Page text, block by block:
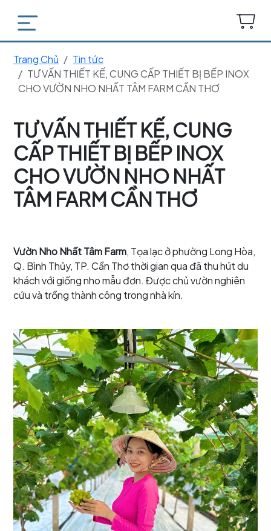
Trang Chủ
Tin tức
TƯ VẤN THIẾT KẾ, CUNG CẤP THIẾT BỊ BẾP INOX
CHO VƯỜN NHO NHẤT TÂM FARM CẦN THƠ
TƯ VẤN THIẾT KẾ, CUNG
CẤP THIẾT BỊ BẾP INOX
CHO VƯỜN NHO NHẤT
TÂM FARM CẦN THƠ
Vườn Nho Nhất Tâm Farm, Tọa lạc ở phường Long Hòa,
Q. Bình Thủy, TP. Cần Thơ thời gian qua đã thu hút du
khách với giống nho mẫu đơn. Được chủ vườn nghiên
cứu và trồng thành công trong nhà kín.